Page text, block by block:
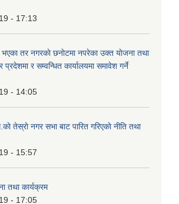
- 17:13
भएका तर नगरकाे छनाेटमा नपरेका उक्त याेजना तथा
र सम्वन्धित कार्यालयमा समावेश गर्ने
- 14:05
तेस्राे नगर सभा बाट पारित गरिएकाे नीति तथा
- 15:57
तथा कार्यक्रम
- 17:05